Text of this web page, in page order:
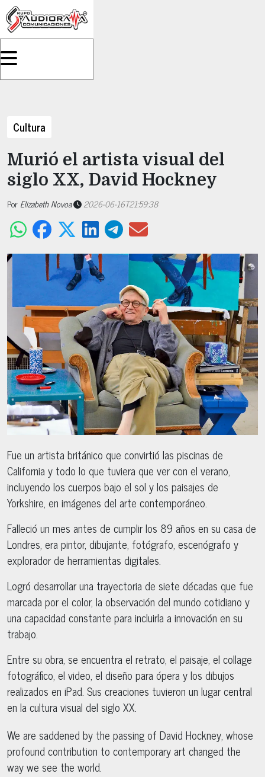
Cultura
Murió el artista visual del
siglo XX, David Hockney
Por Elizabeth Novoa 2026-06-16T21:59:38
Fue un artista británico que convirtió las piscinas de
California y todo lo que tuviera que ver con el verano,
incluyendo los cuerpos bajo el sol y los paisajes de
Yorkshire, en imágenes del arte contemporáneo.
Falleció un mes antes de cumplir los 89 años en su casa de
Londres, era pintor, dibujante, fotógrafo, escenógrafo y
explorador de herramientas digitales.
Logró desarrollar una trayectoria de siete décadas que fue
marcada por el color, la observación del mundo cotidiano y
una capacidad constante para incluirla a innovación en su
trabajo.
Entre su obra, se encuentra el retrato, el paisaje, el collage
fotográfico, el video, el diseño para ópera y los dibujos
realizados en iPad. Sus creaciones tuvieron un lugar central
en la cultura visual del siglo XX.
We are saddened by the passing of David Hockney, whose
profound contribution to contemporary art changed the
way we see the world.